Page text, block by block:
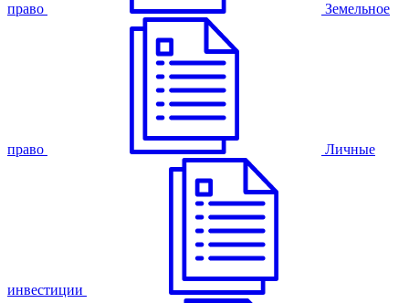
право Земельное
право Личные
инвестиции